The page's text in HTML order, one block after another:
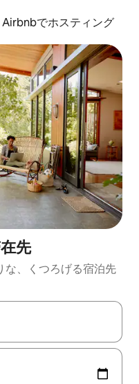
Airbnbでホスティング
先
な、くつろげる宿泊先
印キーを使って移動するか